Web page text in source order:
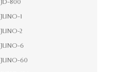
JD-800
JUNO-1
JUNO-2
JUNO-6
JUNO-60